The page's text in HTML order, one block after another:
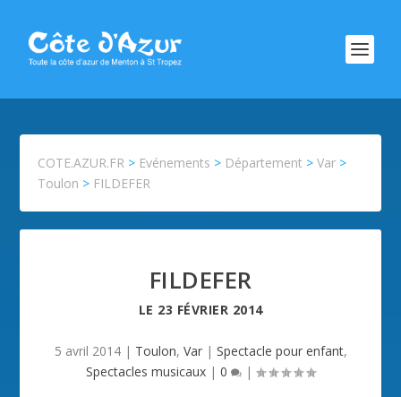
COTE.AZUR.FR > Evénements > Département >Var >
Toulon > FILDEFER
FILDEFER
LE 23 FÉVRIER 2014
5 avril 2014| Toulon, Var| Spectacle pour enfant,
Spectacles musicaux | 0 |